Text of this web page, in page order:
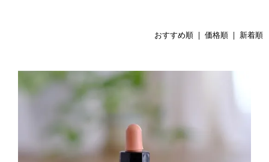
おすすめ順 | 価格順 | 新着順